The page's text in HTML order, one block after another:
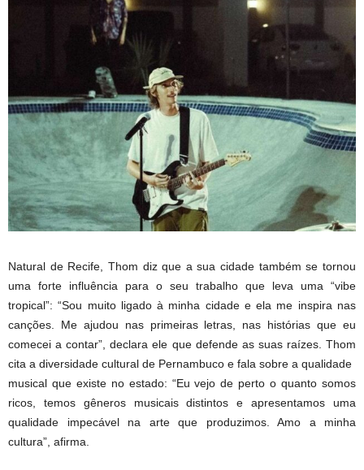
Natural de Recife, Thom diz que a sua cidade também se tornou
uma forte influência para o seu trabalho que leva uma “vibe
tropical”: “Sou muito ligado à minha cidade e ela me inspira nas
canções. Me ajudou nas primeiras letras, nas histórias que eu
comecei a contar”, declara ele que defende as suas raízes. Thom
cita a diversidade cultural de Pernambuco e fala sobre a qualidade
musical que existe no estado: “Eu vejo de perto o quanto somos
ricos, temos gêneros musicais distintos e apresentamos uma
qualidade impecável na arte que produzimos. Amo a minha
cultura”, afirma.